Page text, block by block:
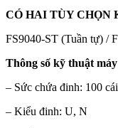
CÓ HAI TÙY CHỌN
FS9040-ST (Tuần tự) /
Thông số kỹ thuật
– Sức chứa đinh: 100 cái
– Kiểu đinh: U, N